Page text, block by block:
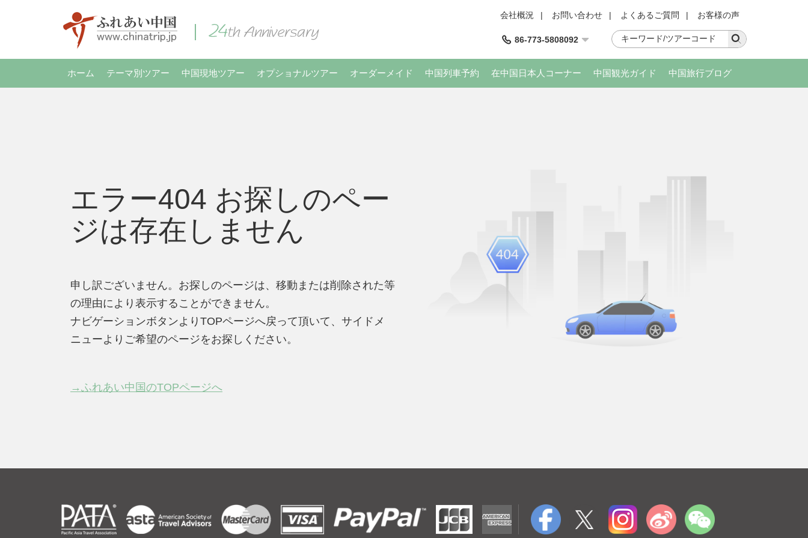
会社概況 | お問い合わせ | よくあるご質問 | お客様の声
86-773-5808092
ホーム テーマ別ツアー 中国現地ツアー オプショナルツアー オーダーメイド 中国列車予約 在中国日本人コーナー 中国観光ガイド 中国旅行ブログ
エラー404 お探しのペー
ジは存在しません
申し訳ございません。お探しのページは、移動または削除された等
の理由により表示することができません。
ナビゲーションボタンよりTOPページへ戻って頂いて、サイドメ
ニューよりご希望のページをお探しください。
→ふれあい中国のTOPページへ